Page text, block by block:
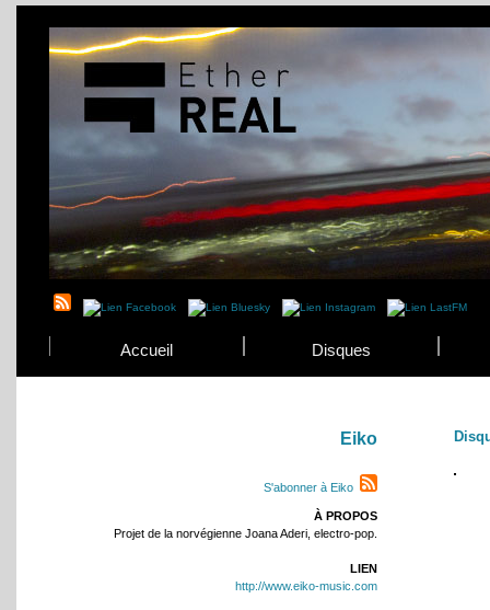
Accueil Disques
Eiko
S'abonner à Eiko
À PROPOS
Projet de la norvégienne Joana Aderi, electro-pop.
LIEN
http://www.eiko-music.com